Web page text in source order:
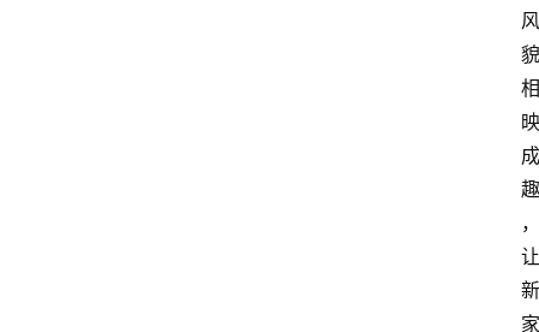
风
貌
相
映
成
趣
，
让
新
家